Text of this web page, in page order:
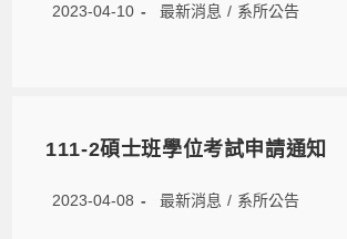
2023-04-10 最新消息 / 系所公告
111-2碩士班學位考試申請通知
2023-04-08 最新消息 / 系所公告